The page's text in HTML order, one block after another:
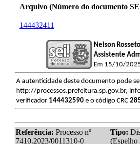
Arquivo (Número do documento
144432411
Nelson
Assistente
Em 15/10/
A autenticidade deste documento pode
http://processos.prefeitura.sp.gov.br,
verificador 144432590e o código CRC
Referência: Processo nº
7410.2023/0011310-0
Tipo:
(Espelho